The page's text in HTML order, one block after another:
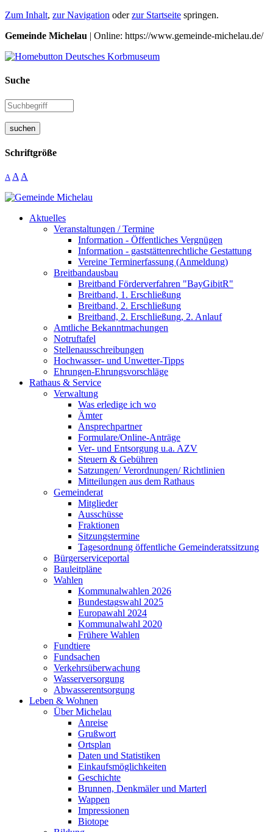
Zum Inhalt, zur Navigation oderzur Startseite springen.
Gemeinde Michelau | Online: https://www.gemeinde-michelau.de/
Suche
suchen
Schriftgröße
A A A
Aktuelles
Veranstaltungen / Termine
Information - Öffentliches Vergnügen
Information - gaststättenrechtliche Gestattung
Vereine Terminerfassung (Anmeldung)
Breitbandausbau
Breitband Förderverfahren "BayGibitR"
Breitband, 1. Erschließung
Breitband, 2. Erschließung
Breitband, 2. Erschließung, 2. Anlauf
Amtliche Bekanntmachungen
Notruftafel
Stellenausschreibungen
Hochwasser- und Unwetter-Tipps
Ehrungen-Ehrungsvorschläge
Rathaus & Service
Verwaltung
Was erledige ich wo
Ämter
Ansprechpartner
Formulare/Online-Anträge
Ver- und Entsorgung u.a. AZV
Steuern & Gebühren
Satzungen/ Verordnungen/ Richtlinien
Mitteilungen aus dem Rathaus
Gemeinderat
Mitglieder
Ausschüsse
Fraktionen
Sitzungstermine
Tagesordnung öffentliche Gemeinderatssitzung
Bürgerserviceportal
Bauleitpläne
Wahlen
Kommunalwahlen 2026
Bundestagswahl 2025
Europawahl 2024
Kommunalwahl 2020
Frühere Wahlen
Fundtiere
Fundsachen
Verkehrsüberwachung
Wasserversorgung
Abwasserentsorgung
Leben & Wohnen
Über Michelau
Anreise
Grußwort
Ortsplan
Daten und Statistiken
Einkaufsmöglichkeiten
Geschichte
Brunnen, Denkmäler und Marterl
Wappen
Impressionen
Biotope